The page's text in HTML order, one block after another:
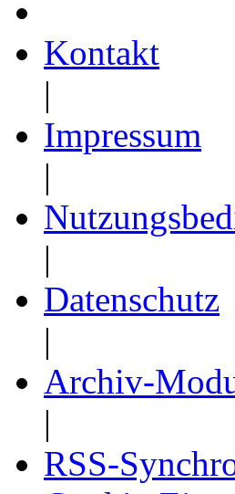
Kontakt
|
Impressum
|
|
Datenschutz
|
Archiv-
|
RSS-